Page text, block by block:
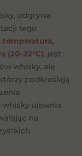
odgrywa
tego
(20-22°C), jest
whisky, ale
podkreślają
ujawnia
na